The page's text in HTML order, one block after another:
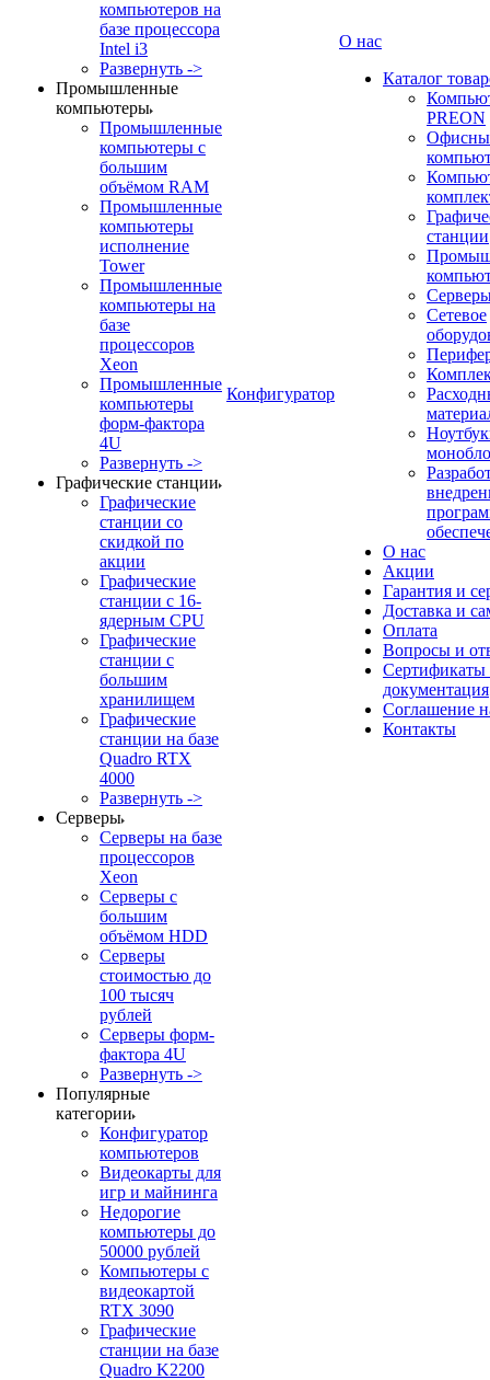
компьютеров на
базе процессора
Intel i3
Развернуть ->
Промышленные
компьютеры
Промышленные
компьютеры с
большим
объёмом RAM
Промышленные
компьютеры
исполнение
Tower
Промышленные
компьютеры на
базе
процессоров
Xeon
Промышленные
компьютеры
форм-фактора
4U
Развернуть ->
Графические станции
Графические
станции со
скидкой по
акции
Графические
станции с 16-
ядерным CPU
Графические
станции с
большим
хранилищем
Графические
станции на базе
Quadro RTX
4000
Развернуть ->
Серверы
Серверы на базе
процессоров
Xeon
Серверы с
большим
объёмом HDD
Серверы
стоимостью до
100 тысяч
рублей
Серверы форм-
фактора 4U
Развернуть ->
Популярные
категории
Конфигуратор
компьютеров
Видеокарты для
игр и майнинга
Недорогие
компьютеры до
50000 рублей
Компьютеры с
видеокартой
RTX 3090
Графические
станции на базе
Quadro K2200
Конфигуратор
О нас
Каталог
PREON
станции
Сетевое
О нас
Акции
Гарантия и
Доставка и
Оплата
Вопросы и
Сертификаты
документация
Соглашение
Контакты